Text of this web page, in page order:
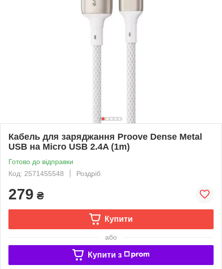
Кабель для заряджання Proove Dense Metal
USB на Micro USB 2.4A (1m)
Готово до відправки
Код: 2571455548
Роздріб
279 ₴
Купити
або
Купити з